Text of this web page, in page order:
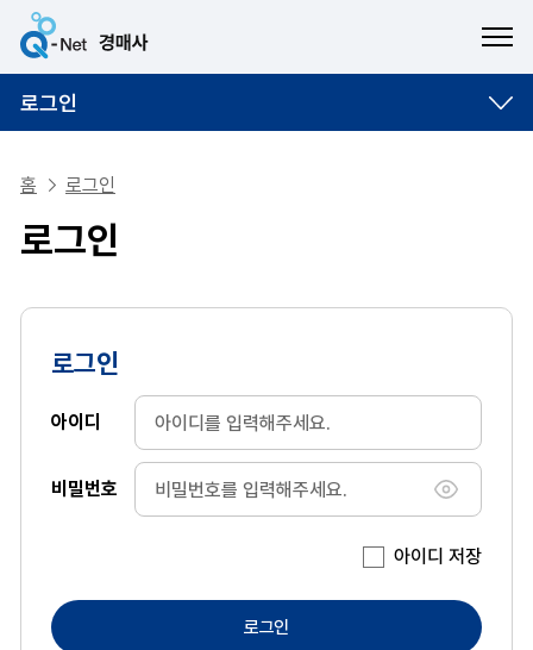
로그인
홈 로그인
로그인
로그인
아이디
비밀번호
비밀번호
아이디 저장
로그인